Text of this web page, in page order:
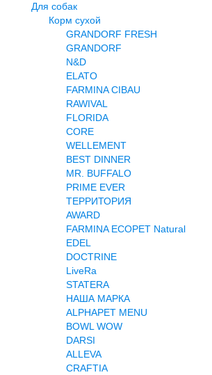
Птицы
Аквариумистика
Террариумистика
Вет аптека
Контакты
Для собак
Корм сухой
GRANDORF FRESH
GRANDORF
N&D
ELATO
FARMINA CIBAU
RAWIVAL
FLORIDA
CORE
WELLEMENT
BEST DINNER
MR. BUFFALO
PRIME EVER
ТЕРРИТОРИЯ
AWARD
FARMINA ECOPET Natural
EDEL
DOCTRINE
LiveRa
STATERA
НАША МАРКА
ALPHAPET MENU
BOWL WOW
DARSI
ALLEVA
CRAFTIA